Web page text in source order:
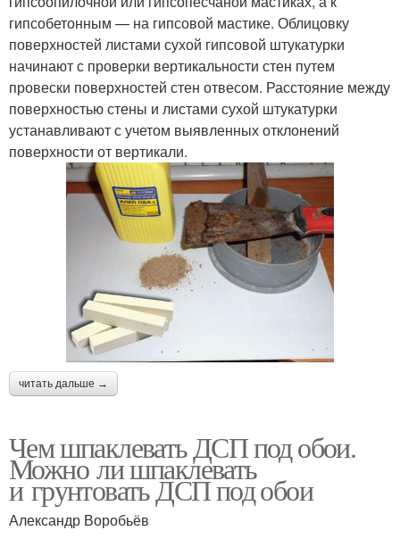
гипсобетонным — на гипсовой мастике. Облицовку
поверхностей листами сухой гипсовой штукатурки
начинают с проверки вертикальности стен путем
провески поверхностей стен отвесом. Расстояние между
поверхностью стены и листами сухой штукатурки
устанавливают с учетом выявленных отклонений
поверхности от вертика­ли.
читать дальше →
Чем шпаклевать ДСП под обои.
Можно ли шпаклевать
и грунтовать ДСП под обои
Александр Воробьёв